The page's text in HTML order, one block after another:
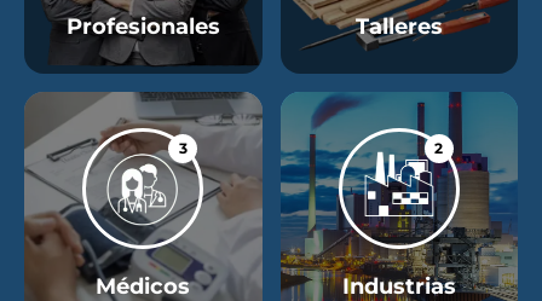
Profesionales Talleres
3
Médicos
2
Industrias